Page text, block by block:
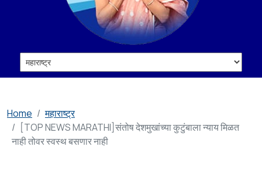
Home
महाराष्ट्र
[TOP NEWS MARATHI]संतोष देशमुखांच्या कुटुंबाला न्याय मिळत
नाही तोवर स्वस्थ बसणार नाही